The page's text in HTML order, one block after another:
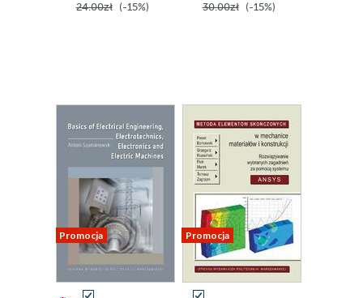
24.00zł (-15%) 30.00zł (-15%)
Promocja Promocja